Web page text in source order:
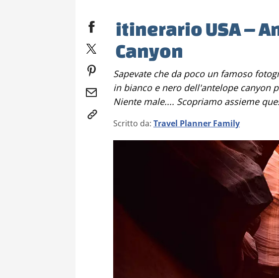
itinerario USA –
Canyon
Sapevate che da poco un famoso fotografo ha venduto una foto
in bianco e nero dell'antelope canyon
Niente male.... Scopriamo assieme
Scritto da: Travel Planner Family